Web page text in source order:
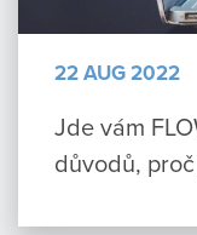
22 AUG 2022
Jde vám
důvodů,